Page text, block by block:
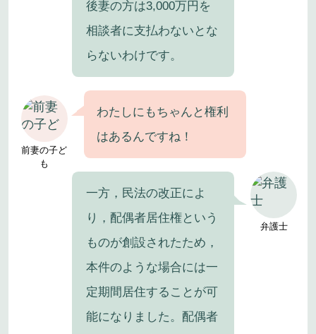
後妻の方は3,000万円を
相談者に支払わないとな
らないわけです。
前妻の子ど
も
わたしにもちゃんと権利
はあるんですね！
弁護士
一方，民法の改正によ
り，配偶者居住権という
ものが創設されたため，
本件のような場合には一
定期間居住することが可
能になりました。配偶者